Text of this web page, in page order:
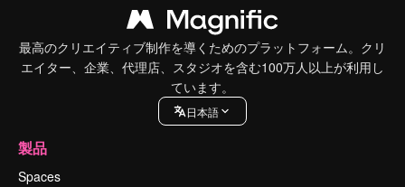
最高のクリエイティブ制作を導くためのプラットフォーム。クリ
エイター、企業、代理店、スタジオを含む100万人以上が利用し
ています。
日本語
製品
Spaces